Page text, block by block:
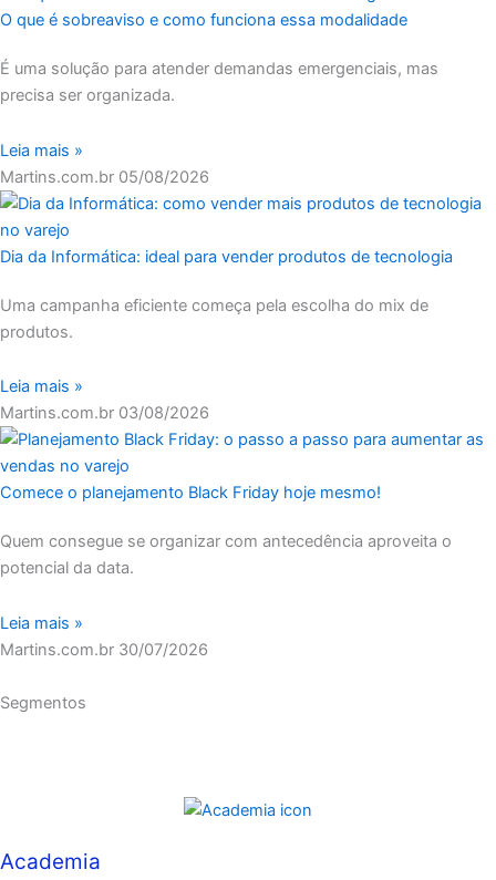
O que é sobreaviso e como funciona essa modalidade
É uma solução para atender demandas emergenciais, mas
precisa ser organizada.
Leia mais »
Martins.com.br 05/08/2026
Dia da Informática: ideal para vender produtos de tecnologia
Uma campanha eficiente começa pela escolha do mix de
produtos.
Leia mais »
Martins.com.br 03/08/2026
Comece o planejamento Black Friday hoje mesmo!
Quem consegue se organizar com antecedência aproveita o
potencial da data.
Leia mais »
Martins.com.br 30/07/2026
Segmentos
Academia